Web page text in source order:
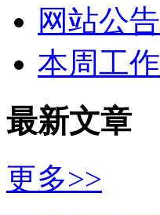
网站公告
本周工作
最新文章
更多>>